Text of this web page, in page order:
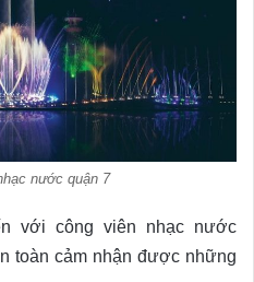
nước quận 7
với công viên nhạc nước
toàn cảm nhận được những